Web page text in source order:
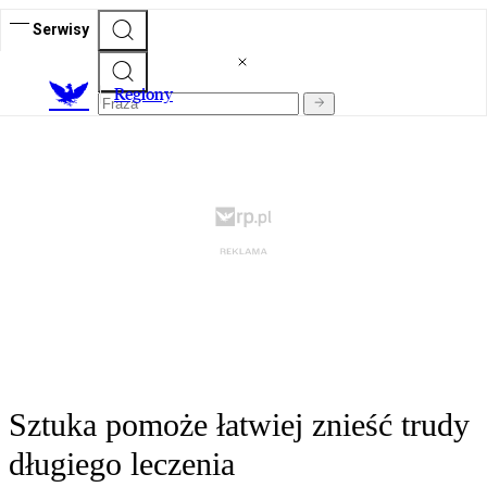
Serwisy
Regiony
Sztuka pomoże łatwiej znieść trudy
długiego leczenia